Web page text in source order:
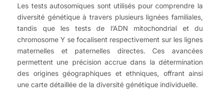
Les tests autosomiques sont utilisés pour comprendre la
diversité génétique à travers plusieurs lignées familiales,
tandis que les tests de l’ADN mitochondrial et du
chromosome Y se focalisent respectivement sur les lignes
maternelles et paternelles directes. Ces avancées
permettent une précision accrue dans la détermination
des origines géographiques et ethniques, offrant ainsi
une carte détaillée de la diversité génétique individuelle.